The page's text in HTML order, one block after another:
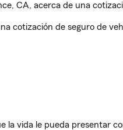
CA, acerca de una
cotización de seguro de
la vida le pueda presentar